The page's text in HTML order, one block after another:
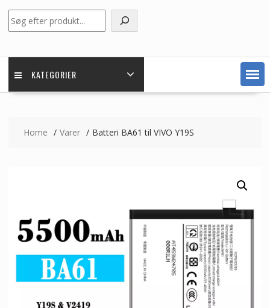
KATEGORIER
Home Varer Batteri BA61 til VIVO Y19S